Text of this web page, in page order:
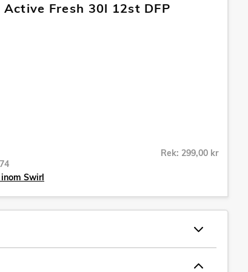
Fresh 30l 12st DFP
Rek: 299,00 kr
Swirl